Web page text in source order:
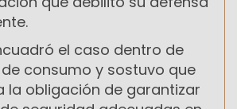
el caso dentro de
consumo y sostuvo que
la obligación de garantizar